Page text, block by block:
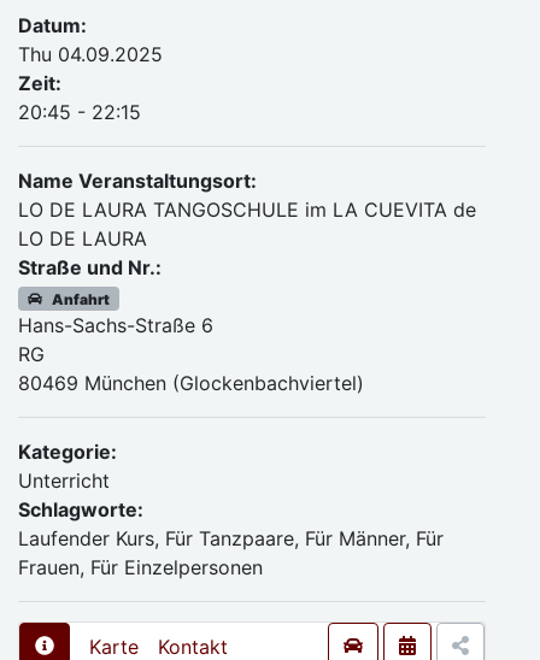
Datum:
Thu 04.09.2025
Zeit:
20:45 - 22:15
Name Veranstaltungsort:
LO DE LAURA TANGOSCHULE im LA CUEVITA de
LO DE LAURA
Straße und Nr.:
Anfahrt
Hans-Sachs-Straße 6
RG
80469 München (Glockenbachviertel)
Kategorie:
Unterricht
Schlagworte:
Laufender Kurs, Für Tanzpaare, Für Männer, Für
Frauen, Für Einzelpersonen
Karte Kontakt